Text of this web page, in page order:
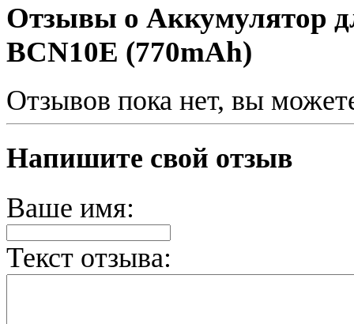
Отзывы о Аккумулятор
BCN10E (770mAh)
Отзывов пока нет, вы
Напишите свой отзыв
Ваше имя:
Текст отзыва: